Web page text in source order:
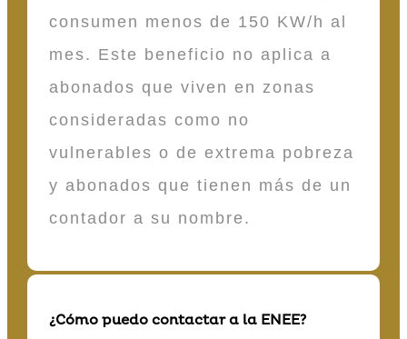
consumen menos de 150 KW/h al
mes. Este beneficio no aplica a
abonados que viven en zonas
consideradas como no
vulnerables o de extrema pobreza
y abonados que tienen más de un
contador a su nombre.
¿Cómo puedo contactar a la ENEE?